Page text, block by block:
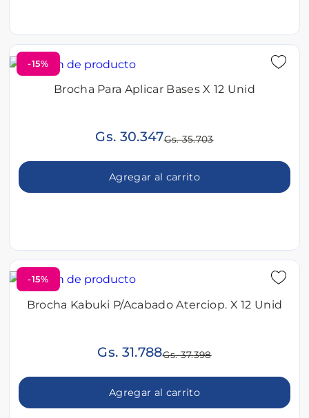
-15%
Brocha Para Aplicar Bases X 12 Unid
Gs. 30.347Gs. 35.703
Agregar al carrito
-15%
Brocha Kabuki P/Acabado Aterciop. X 12 Unid
Gs. 31.788Gs. 37.398
Agregar al carrito